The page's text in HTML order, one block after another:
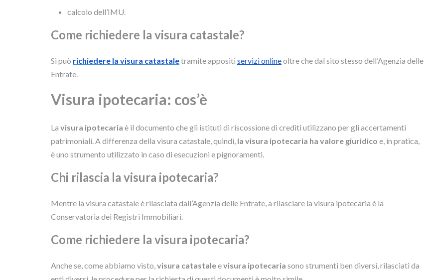
calcolo dell’IMU.
Come richiedere la visura catastale?
Si può richiedere la visura catastaletramite appositi servizi onlineoltre che dal sito stesso dell’Agenzia delle
Entrate.
Visura ipotecaria: cos’è
La visura ipotecaria è il documento che gli istituti di riscossione di crediti utilizzano per gli accertamenti
patrimoniali. A differenza della visura catastale, quindi, la visura ipotecaria ha valore giuridico e, in pratica,
è uno strumento utilizzato in caso di esecuzioni e pignoramenti.
Chi rilascia la visura ipotecaria?
Mentre la visura catastale è rilasciata dall’Agenzia delle Entrate, a rilasciare la visura ipotecaria è la
Conservatoria dei Registri Immobiliari.
Come richiedere la visura ipotecaria?
Anche se, come abbiamo visto,visura catastaleevisura ipotecaria sono strumenti ben diversi, rilasciati da